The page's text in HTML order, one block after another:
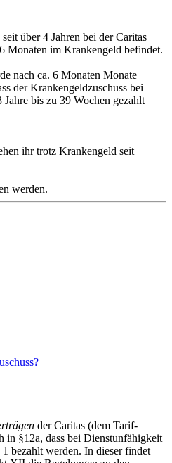
über 4 Jahren bei der Caritas
Monaten im Krankengeld befindet.
nach ca. 6 Monaten Monate
der Krankengeldzuschuss bei
bis zu 39 Wochen gezahlt
ihr trotz Krankengeld seit
werden.
der Caritas (dem Tarif-
in §12a, dass bei Dienstunfähigkeit
bezahlt werden. In dieser findet